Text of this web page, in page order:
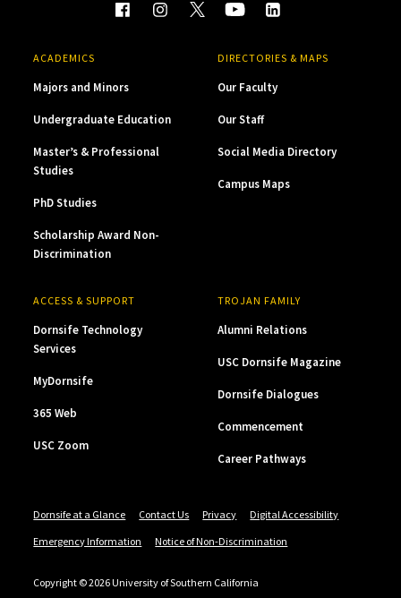
ACADEMICS
Majors and Minors
Undergraduate Education
Master’s & Professional
Studies
PhD Studies
Scholarship Award Non-
Discrimination
DIRECTORIES & MAPS
Our Faculty
Our Staff
Social Media Directory
Campus Maps
ACCESS & SUPPORT
Dornsife Technology
Services
MyDornsife
365 Web
USC Zoom
TROJAN FAMILY
Alumni Relations
USC Dornsife Magazine
Dornsife Dialogues
Commencement
Career Pathways
Dornsife at a Glance Contact Us Privacy
Digital Accessibility
Emergency Information
Notice of Non-Discrimination
Copyright © 2026 University of Southern California